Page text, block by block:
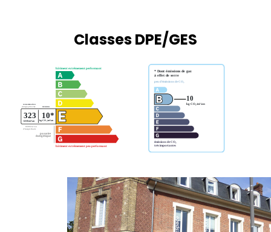
Classes DPE/GES